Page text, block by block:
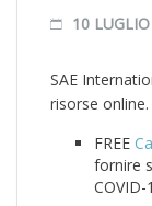
10
SAE
risorse online.
FREE
fornire
COVID-